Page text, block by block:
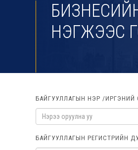
НЭГЖЭЭС
БАЙГУУЛЛАГЫН НЭР /ИРГЭНИЙ
БАЙГУУЛЛАГЫН РЕГИСТРИЙН